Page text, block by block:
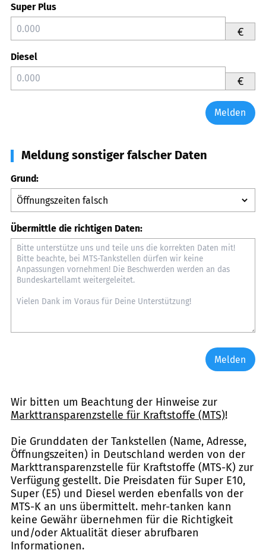
Super Plus
€
Diesel
€
Melden
Meldung sonstiger falscher Daten
Grund:
Übermittle die richtigen Daten:
Melden
Wir bitten um Beachtung der Hinweise zur
Markttransparenzstelle für Kraftstoffe (MTS)!
Die Grunddaten der Tankstellen (Name, Adresse,
Öffnungszeiten) in Deutschland werden von der
Markttransparenzstelle für Kraftstoffe (MTS-K) zur
Verfügung gestellt. Die Preisdaten für Super E10,
Super (E5) und Diesel werden ebenfalls von der
MTS-K an uns übermittelt. mehr-tanken kann
keine Gewähr übernehmen für die Richtigkeit
und/oder Aktualität dieser abrufbaren
Informationen.